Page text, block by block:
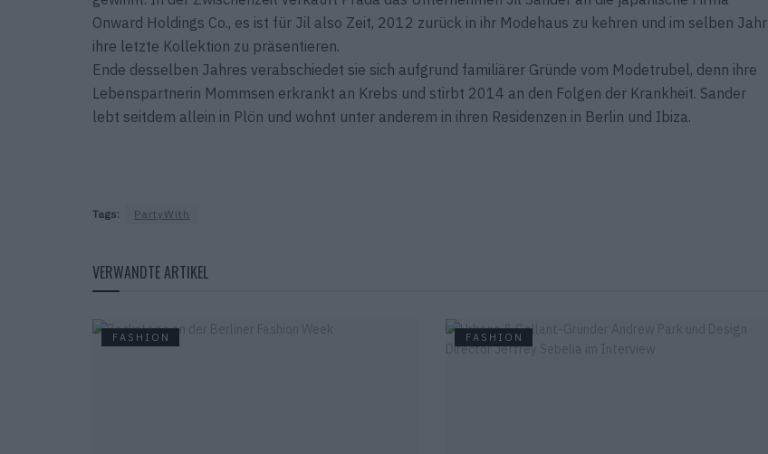
Onward Holdings Co., es ist für Jil also Zeit, 2012 zurück in ihr Modehaus zu kehren und im selben Jahr
ihre letzte Kollektion zu präsentieren.
Ende desselben Jahres verabschiedet sie sich aufgrund familiärer Gründe vom Modetrubel, denn ihre
Lebenspartnerin Mommsen erkrankt an Krebs und stirbt 2014 an den Folgen der Krankheit. Sander
lebt seitdem allein in Plön und wohnt unter anderem in ihren Residenzen in Berlin und Ibiza.
Tags: PartyWith
VERWANDTE ARTIKEL
FASHION FASHION